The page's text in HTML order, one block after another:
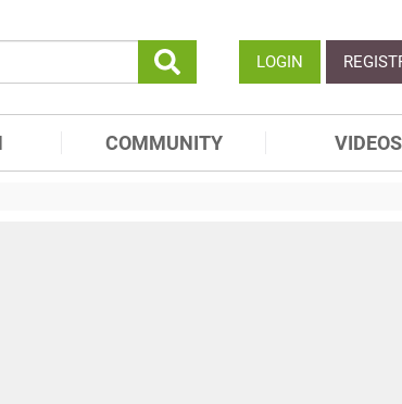
LOGIN
COMMUNITY VIDEOS